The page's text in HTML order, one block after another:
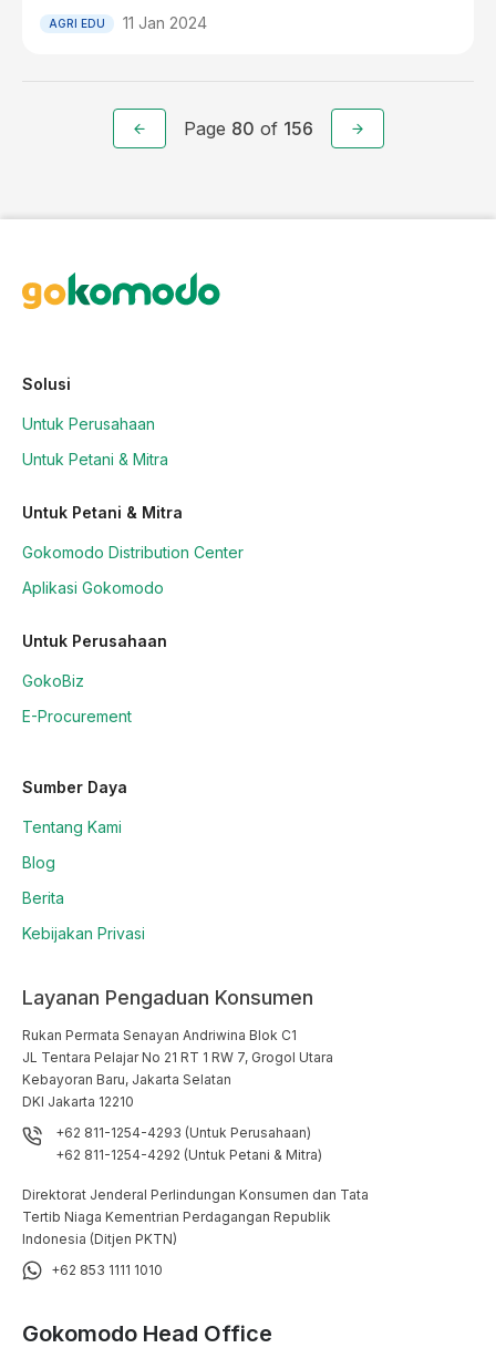
AGRI EDU 11 Jan 2024
Page 80 of 156
Solusi
Untuk Perusahaan
Untuk Petani & Mitra
Untuk Petani & Mitra
Gokomodo Distribution Center
Aplikasi Gokomodo
Untuk Perusahaan
GokoBiz
E-Procurement
Sumber Daya
Tentang Kami
Blog
Berita
Kebijakan Privasi
Layanan Pengaduan Konsumen
Rukan Permata Senayan Andriwina Blok C1
JL Tentara Pelajar No 21 RT 1 RW 7, Grogol Utara
Kebayoran Baru, Jakarta Selatan
DKI Jakarta 12210
+62 811-1254-4293 (Untuk Perusahaan)
+62 811-1254-4292 (Untuk Petani & Mitra)
Direktorat Jenderal Perlindungan Konsumen dan Tata
Tertib Niaga Kementrian Perdagangan Republik
Indonesia (Ditjen PKTN)
+62 853 1111 1010
Gokomodo Head Office